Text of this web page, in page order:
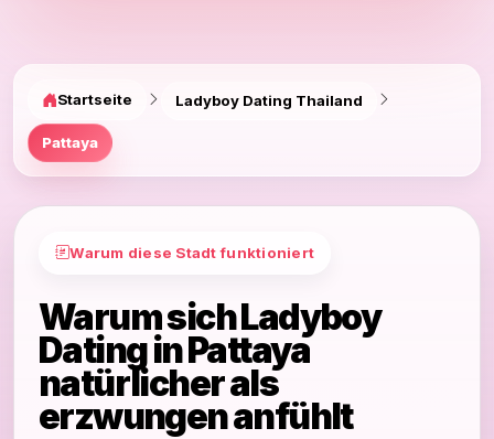
Startseite Ladyboy Dating Thailand
Pattaya
Warum diese Stadt funktioniert
Warum sich Ladyboy
Dating in Pattaya
natürlicher als
erzwungen anfühlt